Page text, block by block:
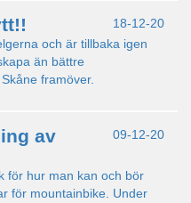
18-12-20
och är tillbaka igen
än bättre
framöver.
09-12-20
av
för hur man kan och bör
för mountainbike. Under